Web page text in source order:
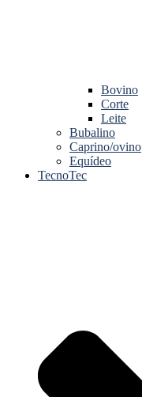
Bovino
Corte
Leite
Bubalino
Caprino/ovino
Equídeo
TecnoTec